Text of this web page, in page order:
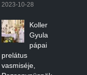
2023-10-28
Koller
Gyula
pápai
prelátus
vasmiséje,